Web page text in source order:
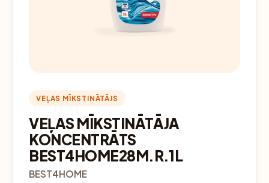
VEĻAS MĪKSTINĀTĀJS
VEĻAS MĪKSTINĀTĀJA
KONCENTRĀTS
BEST4HOME28M.R.1L
BEST4HOME